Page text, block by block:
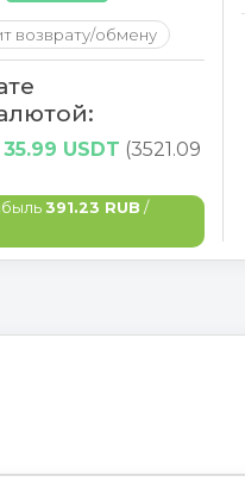
возврату/обмену
35.99 USDT (3521.09
391.23 RUB /